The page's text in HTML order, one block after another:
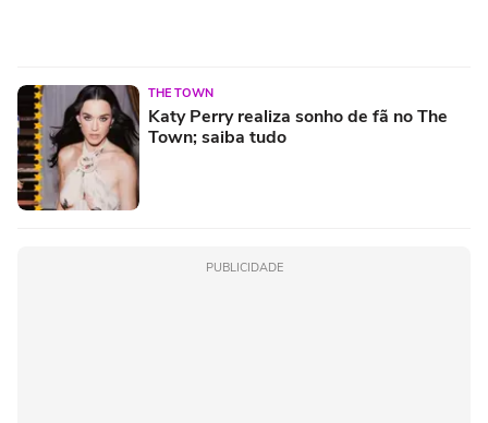
THE TOWN
Katy Perry realiza sonho de fã no The
Town; saiba tudo
PUBLICIDADE